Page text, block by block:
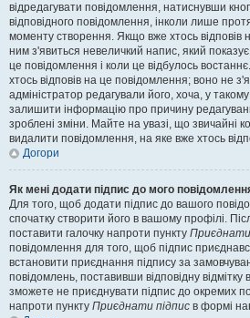
відредагувати повідомлення, натиснувши
відповідного повідомлення, інколи лише
моменту створення. Якщо вже хтось відповів
ним з'явиться невеличкий напис, який показує
це повідомлення і коли це відбулось
хтось відповів на це повідомлення; воно не
адміністратор редагували його, хоча, у
залишити інформацію про причину
зроблені зміни. Майте на увазі, що звичайні
видалити повідомлення, на яке вже хтось
Догори
Як мені додати підпис до мого
Для того, щоб додати підпис до вашого
спочатку створити його в вашому профілі.
поставити галочку напроти пункту Приєднати
повідомлення для того, щоб підпис
встановити приєднання підпису за
повідомлень, поставивши відповідну
зможете не приєднувати підпис до окремих
напроти пункту Приєднати підпис в формі